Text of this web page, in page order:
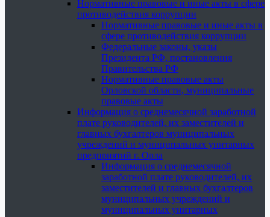
Нормативные правовые и иные акты в сфере
противодействия коррупции
Нормативные правовые и иные акты в
сфере противодействия коррупции
Федеральные законы, указы
Президента РФ, постановления
Правительства РФ
Нормативные правовые акты
Орловской области, муниципальные
правовые акты
Информация о среднемесячной заработной
плате руководителей, их заместителей и
главных бухгалтеров муниципальных
учреждений и муниципальных унитарных
предприятий г. Орла
Информация о среднемесячной
заработной плате руководителей, их
заместителей и главных бухгалтеров
муниципальных учреждений и
муниципальных унитарных